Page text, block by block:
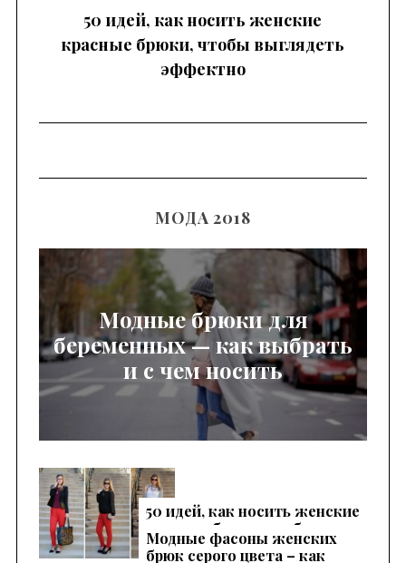
50 идей, как носить женские
красные брюки, чтобы выглядеть
эффектно
МОДА 2018
Модные брюки для
беременных — как выбрать
и с чем носить
50 идей, как носить женские
красные брюки, чтобы
выглядеть эффектно
Модные фасоны женских
брюк серого цвета – как